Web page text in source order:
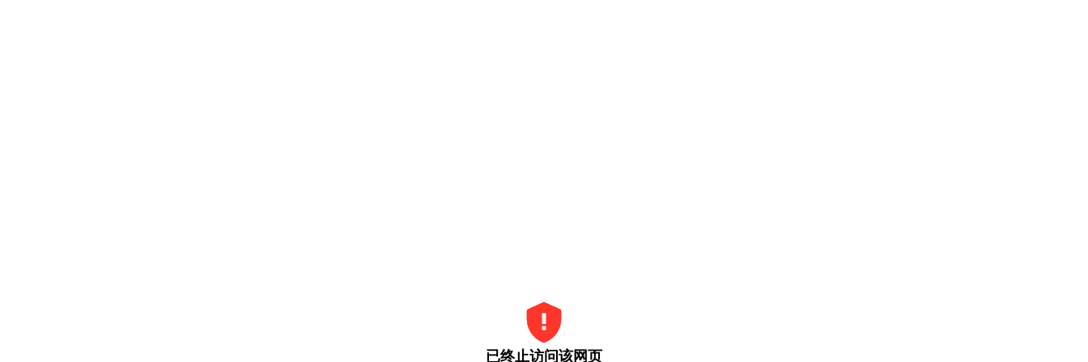
已终止访问该网页